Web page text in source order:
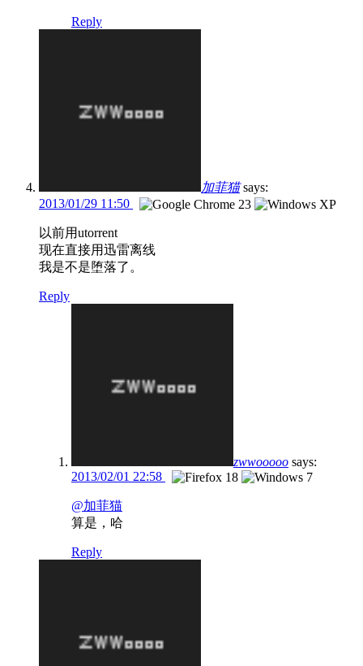
Reply
加菲猫 says:
2013/01/29 11:50
以前用utorrent
现在直接用迅雷离线
我是不是堕落了。
Reply
zwwooooo says:
2013/02/01 22:58
@加菲猫
算是，哈
Reply